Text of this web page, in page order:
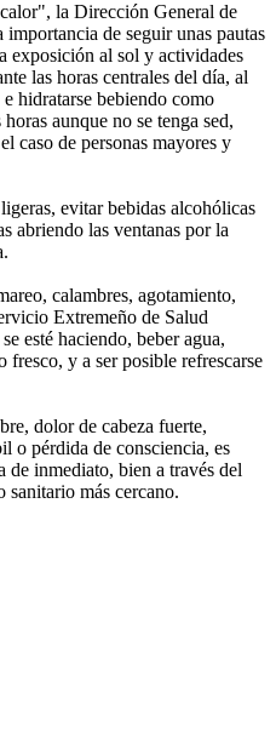
la Dirección General de
de seguir unas pautas
exposición al sol y actividades
las horas centrales del día, al
hidratarse bebiendo como
aunque no se tenga sed,
caso de personas mayores y
evitar bebidas alcohólicas
abriendo las ventanas por la
calambres, agotamiento,
Extremeño de Salud
esté haciendo, beber agua,
fresco, y a ser posible refrescarse
dolor de cabeza fuerte,
o pérdida de consciencia, es
de inmediato, bien a través del
sanitario más cercano.